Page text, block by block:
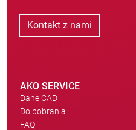
Kontakt z nami
AKO SERVICE
Dane CAD
Do pobrania
FAQ